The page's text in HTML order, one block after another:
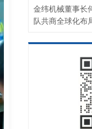
金纬机械董事长
队共商全球化布